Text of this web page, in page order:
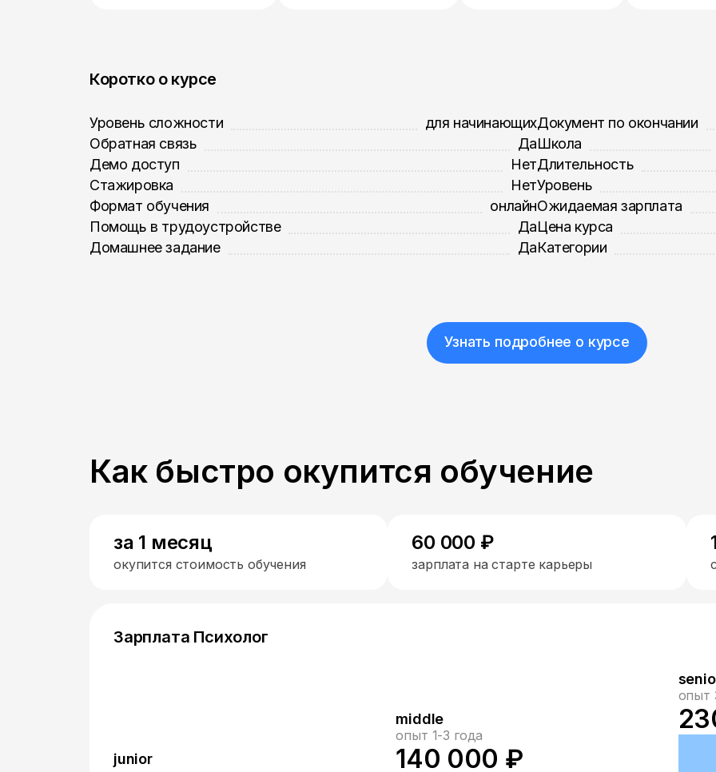
Коротко о курсе
Уровень сложности
для начинающих
Обратная связь
Да
Демо доступ
Нет
Стажировка
Нет
Формат обучения
онлайн
Помощь в трудоустройстве
Да
Домашнее задание
Да
Документ по окончании
Школа
Длительность
Уровень
Ожидаемая зарплата
Цена курса
Категории
Узнать подробнее о курсе
Как быстро окупится обучение
за 1 месяц
окупится стоимость обучения
60 000 ₽
зарплата на старте карьеры
Зарплата Психолог
junior
middle
опыт 1-3 года
140 000 ₽
опыт